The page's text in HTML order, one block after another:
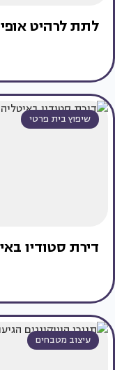
לתת לרהיט אופי
שיפוץ בית פרטי
דירת סטודיו
עיצוב מטבחים